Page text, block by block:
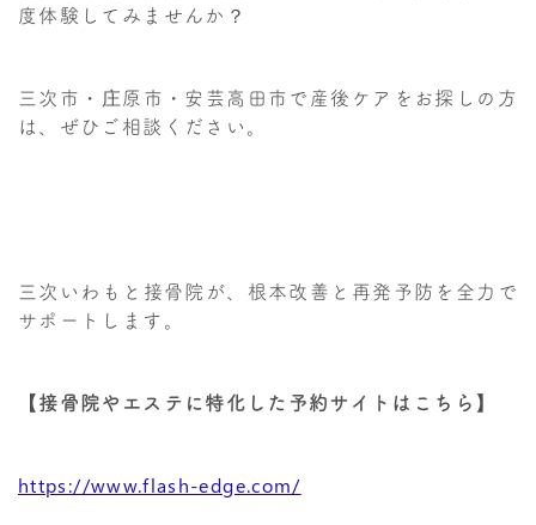
度体験してみませんか？
三次市・庄原市・安芸高田市で産後ケアをお探しの方
は、ぜひご相談ください。
三次いわもと接骨院が、根本改善と再発予防を全力で
サポートします。
【接骨院やエステに特化した予約サイトはこちら】
https://www.flash-edge.com/